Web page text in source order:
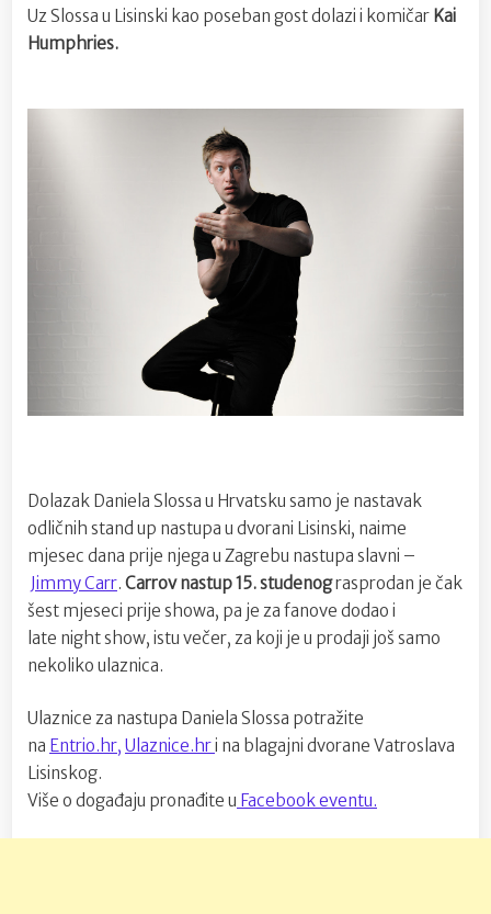
Uz Slossa u Lisinski kao poseban gost dolazi i komičar Kai
Humphries.
Dolazak Daniela Slossa u Hrvatsku samo je nastavak
odličnih stand up nastupa u dvorani Lisinski, naime
mjesec dana prije njega u Zagrebu nastupa slavni –
Jimmy Carr. Carrov nastup 15. studenograsprodan je čak
šest mjeseci prije showa, pa je za fanove dodao i
late night show, istu večer, za koji je u prodaji još samo
nekoliko ulaznica.
Ulaznice za nastupa Daniela Slossa potražite
na Entrio.hr, Ulaznice.hri na blagajni dvorane Vatroslava
Lisinskog.
Više o događaju pronađite u Facebook eventu.